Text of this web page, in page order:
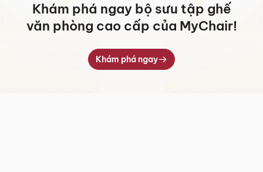
Khám phá ngay bộ sưu tập ghế
văn phòng cao cấp của MyChair!
Khám phá ngay